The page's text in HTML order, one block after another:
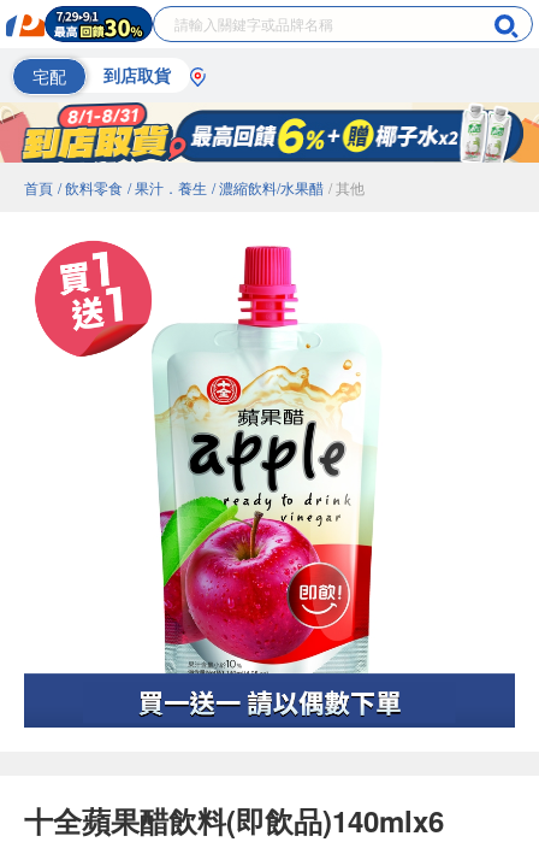
宅配 到店取貨
首頁 / 飲料零食 / 果汁．養生 / 濃縮飲料/水果醋 / 其他
十全蘋果醋飲料(即飲品)140mlx6